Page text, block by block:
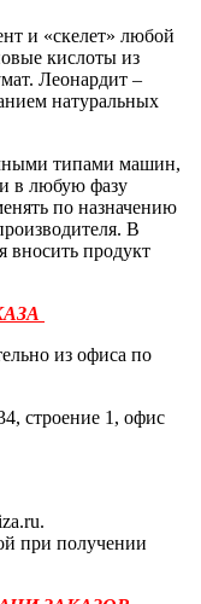
и «скелет» любой
кислоты из
Леонардит –
натуральных
типами машин,
в любую фазу
по назначению
В
вносить продукт
из офиса по
строение 1, офис
при получении